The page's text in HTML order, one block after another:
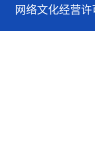
网络文化经营许